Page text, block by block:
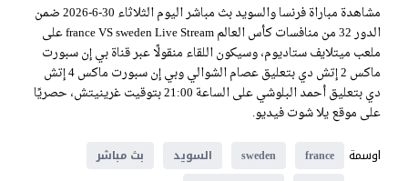
مشاهدة مباراة فرنسا والسويد بث مباشر اليوم الثلاثاء 30-6-2026 ضمن
الدور 32 من منافسات كأس العالم france VS sweden Live Stream على
ملعب ميتلايف ستاديوم، وسيكون اللقاء منقولًا عبر قناة بي إن سبورت
ماكس 2 إتش دي بتعليق عصام الشوالي وبي إن سبورت ماكس 4 إتش
دي بتعليق أحمد البلوشي على الساعة 21:00 بتوقيت غرينيتش، حصريًا
على موقع يلا شوت فيديو.
اوسمة
france
sweden السويد
بث مباشر